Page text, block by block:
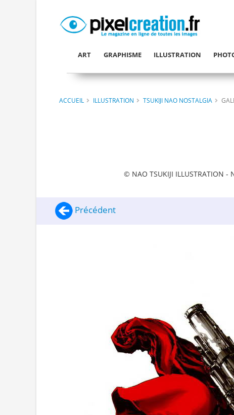
ART GRAPHISME ILLUSTRATION
ACCUEIL ILLUSTRATION TSUKIJI NAO NOSTALGIA
© NAO TSUKIJI ILLUSTRATION
Précédent